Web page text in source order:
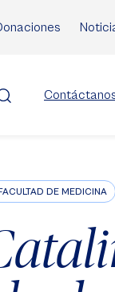
DE MEDICINA